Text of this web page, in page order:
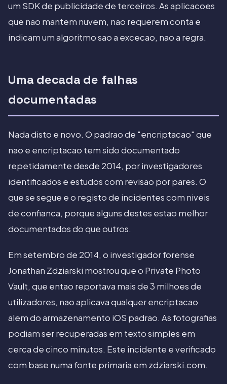
um SDK de publicidade de terceiros. As aplicacoes
que nao mantem nuvem, nao requerem conta e
indicam um algoritmo sao a excecao, nao a regra.
Uma decada de falhas
documentadas
Nada disto e novo. O padrao de "encriptacao" que
nao e encriptacao tem sido documentado
repetidamente desde 2014, por investigadores
identificados e estudos com revisao por pares. O
que se segue e o registo de incidentes com niveis
de confianca, porque alguns destes estao melhor
documentados do que outros.
Em setembro de 2014, o investigador forense
Jonathan Zdziarski mostrou que o Private Photo
Vault, que entao reportava mais de 3 milhoes de
utilizadores, nao aplicava qualquer encriptacao
alem do armazenamento iOS padrao. As fotografias
podiam ser recuperadas em texto simples em
cerca de cinco minutos. Este incidente e verificado
com base numa fonte primaria em zdziarski.com.